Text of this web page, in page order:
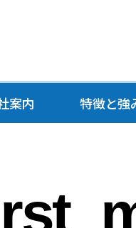
案内 特徴と強